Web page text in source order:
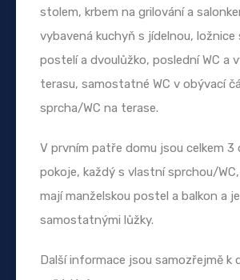
stolem, krbem na grilování a
vybavená kuchyň s jídelnou, ložnice
postelí a dvoulůžko, poslední WC a
terasu, samostatné WC v obývací
sprcha/WC na terase.
V prvním patře domu jsou celkem 3
pokoje, každý s vlastní sprchou/
mají manželskou postel a balkon a
samostatnými lůžky.
Další informace jsou samozřejmě k